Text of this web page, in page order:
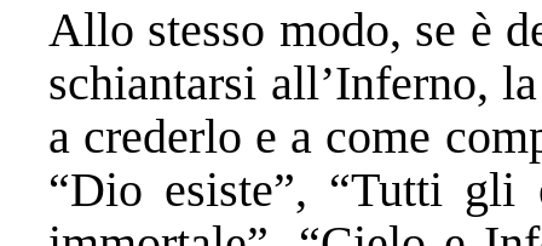
Allo stesso modo, se è
schiantarsi all’Inferno,
a crederlo e a come
“Dio esiste”, “Tutti gli